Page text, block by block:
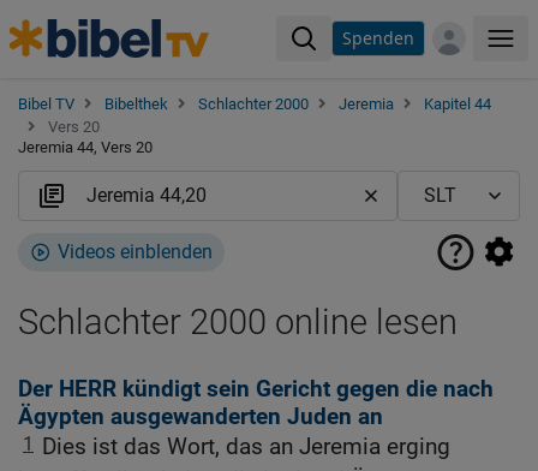
Spenden
Bibel TV Bibelthek Schlachter 2000 Jeremia
Kapitel 44
Vers 20
Jeremia 44, Vers 20
Videos einblenden
Schlachter 2000 online lesen
Der HERR kündigt sein Gericht gegen die nach
Ägypten ausgewanderten Juden an
1
Dies ist das Wort, das an Jeremia erging